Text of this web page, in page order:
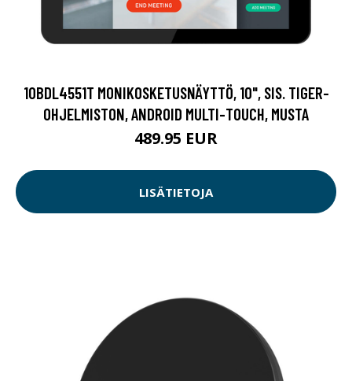
10BDL4551T MONIKOSKETUSNÄYTTÖ, 10", SIS. TIGER-
OHJELMISTON, ANDROID MULTI-TOUCH, MUSTA
489.95 EUR
LISÄTIETOJA